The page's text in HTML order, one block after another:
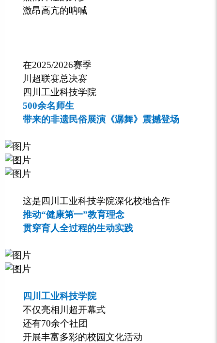
激昂高亢的呐喊
在2025/2026赛季
川超联赛总决赛
四川工业科技学院
500余名师生
带来的非遗民俗展演《潺舞》震撼登场
这是四川工业科技学院深化校地合作
推动“健康第一”教育理念
贯穿育人全过程的生动实践
四川工业科技学院
不仅亮相川超开幕式
还有70余个社团
开展丰富多彩的校园文化活动